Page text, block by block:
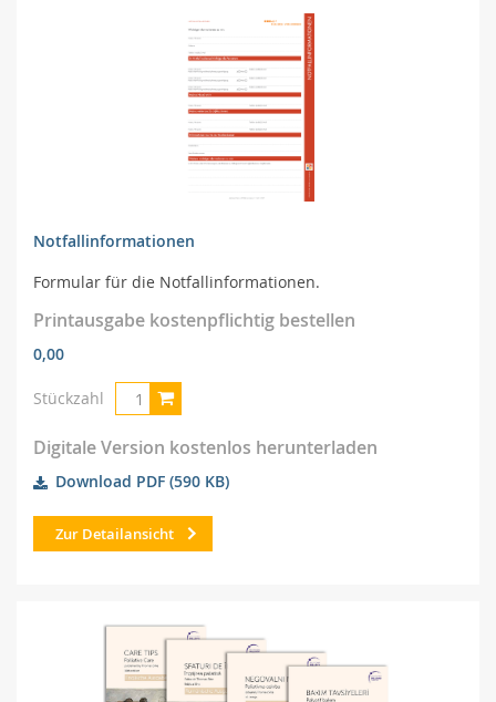
Notfallinformationen
Formular für die Notfallinformationen.
Printausgabe kostenpflichtig bestellen
0,00
Stückzahl
Digitale Version kostenlos herunterladen
Download PDF (590 KB)
Zur Detailansicht